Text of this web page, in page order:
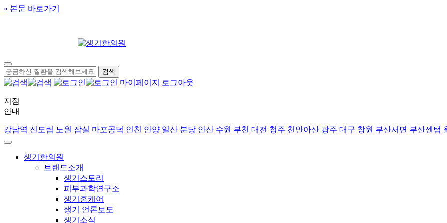
» 본문 바로가기
마이페이지 로그아웃
지점
안내
강남역 신도림 노원 잠실 마포공덕 인천 안양 일산 분당 안산 수원 부천 대전 청주 천안아산 광주 대구 창원 부산서면 부산센텀
생기한의원
브랜드소개
생기스토리
피부과학연구소
생기홈케어
생기 언론보도
생기소식